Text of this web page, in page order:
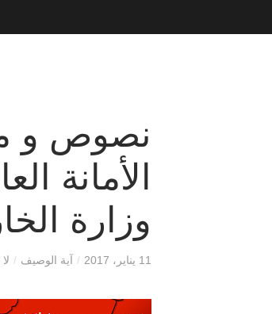
نصوص و
الأمانة
وزارة
11 يناير، 2017 / آية الوصيف /